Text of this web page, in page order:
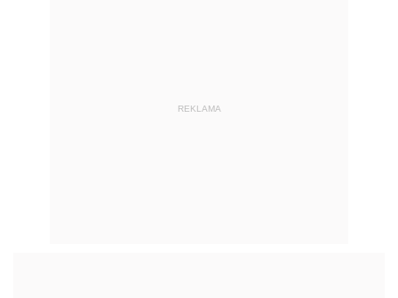
REKLAMA